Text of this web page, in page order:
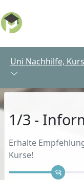
Uni Nachhilfe,
1/3 -
Erhalte
Kurse!